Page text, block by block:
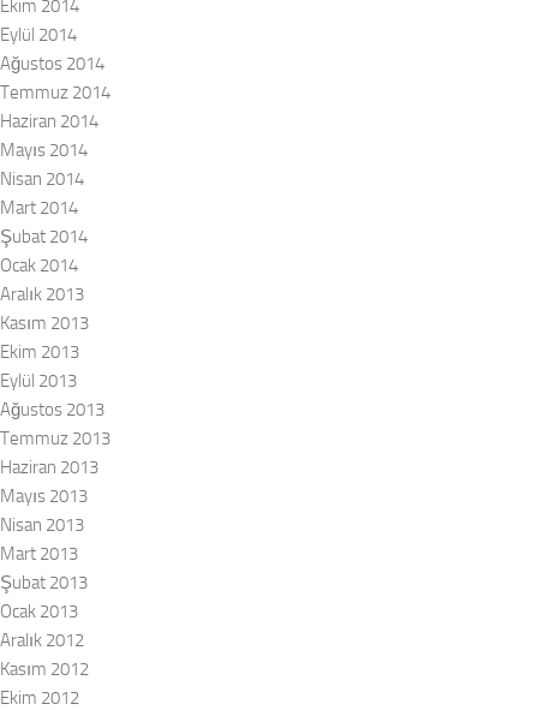
Ekim 2014
Eylül 2014
Ağustos 2014
Temmuz 2014
Haziran 2014
Mayıs 2014
Nisan 2014
Mart 2014
Şubat 2014
Ocak 2014
Aralık 2013
Kasım 2013
Ekim 2013
Eylül 2013
Ağustos 2013
Temmuz 2013
Haziran 2013
Mayıs 2013
Nisan 2013
Mart 2013
Şubat 2013
Ocak 2013
Aralık 2012
Kasım 2012
Ekim 2012